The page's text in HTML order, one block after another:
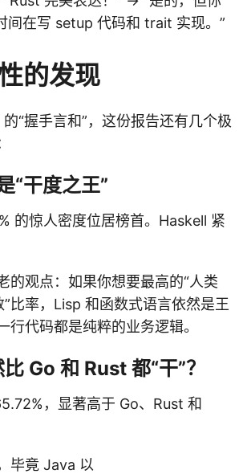
间在写 setup 代码和 trait 实现。”
的发现
“握手言和”，这份报告还有几个极
“干度之王”
的惊人密度位居榜首。Haskell 紧
的观点：如果你想要最高的“人类
比率，Lisp 和函数式语言依然是王
行代码都是纯粹的业务逻辑。
Go 和 Rust 都“干”？
，显著高于 Go、Rust 和
毕竟 Java 以